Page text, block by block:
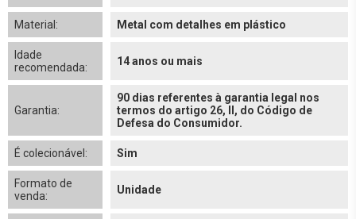
Material: Metal com detalhes em plástico
Idade
recomendada:
14 anos ou mais
Garantia:
90 dias referentes à garantia legal nos
termos do artigo 26, II, do Código de
Defesa do Consumidor.
É colecionável: Sim
Formato de
venda:
Unidade